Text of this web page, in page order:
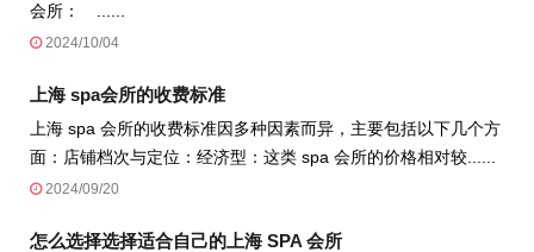
会所： ......
2024/10/04
上海 spa会所的收费标准
上海 spa 会所的收费标准因多种因素而异，主要包括以下几个方
面：店铺档次与定位：经济型：这类 spa 会所的价格相对较......
2024/09/20
怎么选择选择适合自己的上海 SPA 会所